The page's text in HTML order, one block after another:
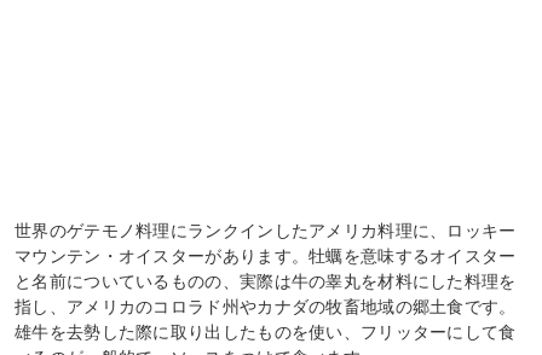
世界のゲテモノ料理にランクインしたアメリカ料理に、ロッキー
マウンテン・オイスターがあります。牡蠣を意味するオイスター
と名前についているものの、実際は牛の睾丸を材料にした料理を
指し、アメリカのコロラド州やカナダの牧畜地域の郷土食です。
雄牛を去勢した際に取り出したものを使い、フリッターにして食